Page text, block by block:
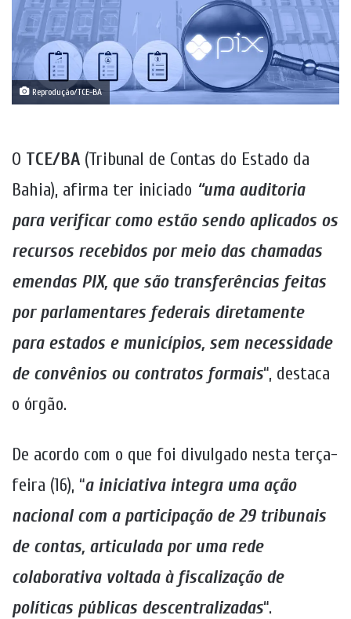
Reprodução/TCE-BA
O TCE/BA (Tribunal de Contas do Estado da
Bahia), afirma ter iniciado “uma auditoria
para verificar como estão sendo aplicados os
recursos recebidos por meio das chamadas
emendas PIX, que são transferências feitas
por parlamentares federais diretamente
para estados e municípios, sem necessidade
de convênios ou contratos formais“, destaca
o órgão.
De acordo com o que foi divulgado nesta terça-
feira (16), “a iniciativa integra uma ação
nacional com a participação de 29 tribunais
de contas, articulada por uma rede
colaborativa voltada à fiscalização de
políticas públicas descentralizadas“.